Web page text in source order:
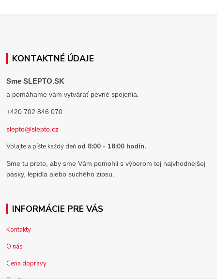
KONTAKTNÉ ÚDAJE
Sme SLEPTO.SK
a pomáhame vám vytvárať pevné spojenia.
+420 702 846 070
slepto@slepto.cz
Volajte a píšte každý deň od 8:00 - 18:00 hodín.
Sme tu preto, aby sme Vám pomohli s výberom tej najvhodnejšej
pásky, lepidla alebo suchého zipsu.
INFORMÁCIE PRE VÁS
Kontakty
O nás
Cena dopravy